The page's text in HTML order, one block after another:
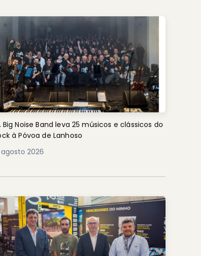
Big Noise Band leva 25 músicos e clássicos do
à Póvoa de Lanhoso
2026